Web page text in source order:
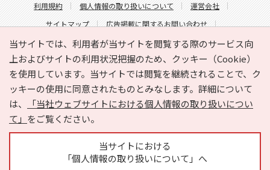
当サイトでは、利用者が当サイトを閲覧する際のサービス向
上およびサイトの利用状況把握のため、クッキー（Cookie）
を使用しています。当サイトでは閲覧を継続されることで、ク
ッキーの使用に同意されたものとみなします。詳細について
は、
「当社ウェブサイトにおける個人情報の取り扱いについ
て」 をご覧ください。
当サイトにおける
「個人情報の取り扱いについて」へ
利用規約
個人情報の取り扱いについて
運営会社
サイトマップ
広告掲載に関するお問い合わせ
サイトの内容に関するお問い合わせ
Copyright © HYOJITO.Co.,Ltd. All Rights Reserved.